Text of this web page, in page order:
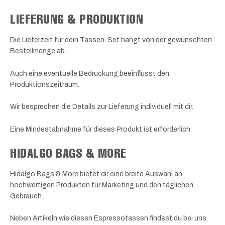
LIEFERUNG & PRODUKTION
Die Lieferzeit für dein Tassen-Set hängt von der gewünschten
Bestellmenge ab.
Auch eine eventuelle Bedruckung beeinflusst den
Produktionszeitraum.
Wir besprechen die Details zur Lieferung individuell mit dir.
Eine Mindestabnahme für dieses Produkt ist erforderlich.
HIDALGO BAGS & MORE
Hidalgo Bags & More bietet dir eine breite Auswahl an
hochwertigen Produkten für Marketing und den täglichen
Gebrauch.
Neben Artikeln wie diesen Espressotassen findest du bei uns